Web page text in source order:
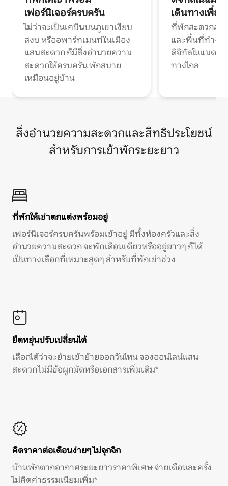
เฟอร์นิเจอร์ครบครัน
ไม่ว่าจะเป็นเคบินบนภูเขาเงียบ
สงบ หรืออพาร์ทเมนท์ในเมือง
แสนสะดวก ก็มีสิ่งอำนวยความ
สะดวกให้ครบครัน พักสบาย
เหมือนอยู่บ้าน
เดินทางเพื่อ
ที่พักสะดวกสบ
และพื้นที่ทำงา
ดิจิทัลโนแมดแ
ทางไกล
สิ่งอำนวยความสะดวกและสิทธิประโยชน์
สำหรับการเข้าพักระยะยาว
ที่พักให้เช่าตกแต่งพร้อมอยู่
เฟอร์นิเจอร์ครบครันพร้อมเข้าอยู่ มีทั้งห้องครัวและสิ่ง
อำนวยความสะดวก จะพักเดือนเดียวหรืออยู่ยาวๆ ก็ได้
เป็นทางเลือกที่เหมาะสุดๆ สำหรับที่พักเช่าช่วง
ยืดหยุ่นปรับเปลี่ยนได้
เลือกได้ว่าจะย้ายเข้าย้ายออกวันไหน จองออนไลน์แสน
สะดวก ไม่มีข้อผูกมัดหรือเอกสารเพิ่มเติม*
คิดราคาต่อเดือนง่ายๆ ไม่จุกจิก
บ้านพักตากอากาศระยะยาวราคาพิเศษ จ่ายเดือนละครั้ง
ไม่คิดค่าธรรมเนียมเพิ่ม*